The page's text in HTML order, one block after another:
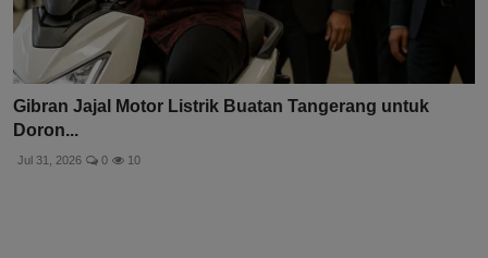
Gibran Jajal Motor Listrik Buatan Tangerang untuk
Doron...
Jul 31, 2026 0 10